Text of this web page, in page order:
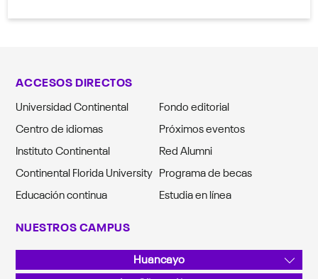
ACCESOS DIRECTOS
Universidad Continental
Fondo editorial
Centro de idiomas
Próximos eventos
Instituto Continental
Red Alumni
Continental Florida University Programa de becas
Educación continua
Estudia en línea
NUESTROS CAMPUS
Huancayo
Av. San Carlos 1980, Urb. San Antonio